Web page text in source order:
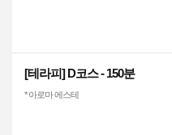
[테라피] D코스 - 150분
* 아로마 에스테